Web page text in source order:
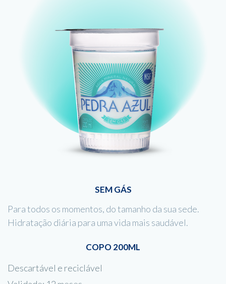
SEM GÁS
Para todos os momentos, do tamanho da sua sede.
Hidratação diária para uma vida mais saudável.
COPO 200ML
Descartável e reciclável